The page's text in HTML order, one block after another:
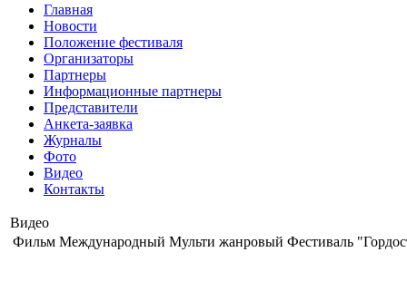
Главная
Новости
Положение фестиваля
Организаторы
Партнеры
Информационные партнеры
Представители
Анкета-заявка
Журналы
Фото
Видео
Контакты
Видео
Фильм Международный Мульти жанровый Фестиваль